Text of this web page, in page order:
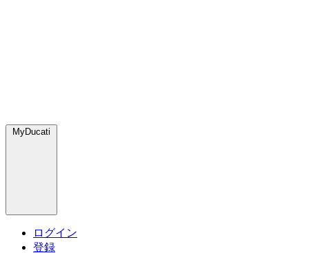
MyDucati
ログイン
登録